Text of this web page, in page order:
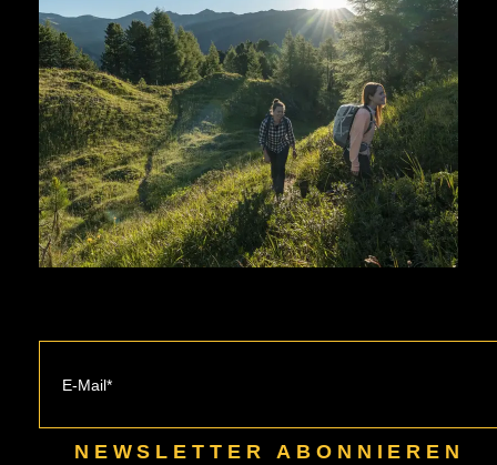
NEWSLETTER ABONNIEREN